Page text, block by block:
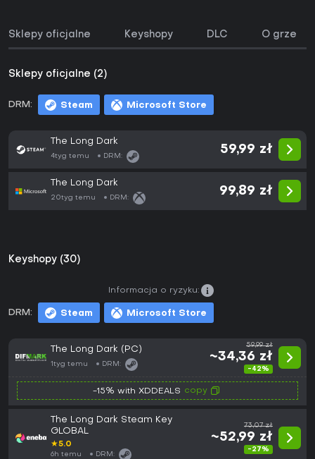
Sklepy oficjalne Keyshopy DLC O grze
Sklepy oficjalne (2)
DRM: Steam Microsoft Store
The Long Dark
4tyg temu DRM:
59,99 zł
The Long Dark
20tyg temu DRM:
99,89 zł
Keyshopy (30)
DRM: Steam Microsoft Store
Informacja o ryzyku:
The Long Dark (PC)
1tyg temu DRM:
59,99 zł
~34,36 zł
-42%
-15% with XDDEALS copy
The Long Dark Steam Key
GLOBAL
★5.0
6h temu DRM:
73,07 zł
~52,99 zł
-27%